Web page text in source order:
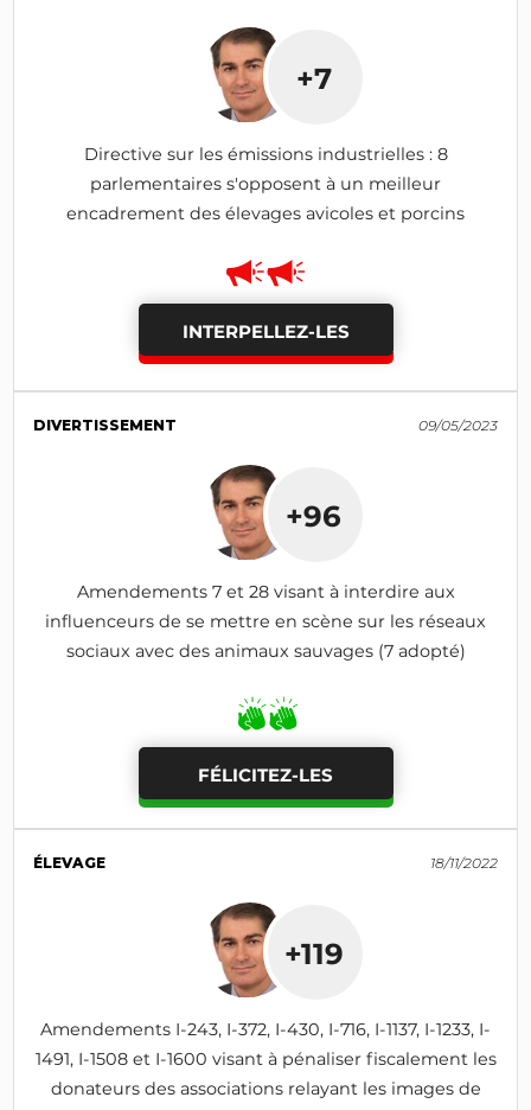
+7
Directive sur les émissions industrielles : 8
parlementaires s'opposent à un meilleur
encadrement des élevages avicoles et porcins
INTERPELLEZ-LES
DIVERTISSEMENT 09/05/2023
+96
Amendements 7 et 28 visant à interdire aux
influenceurs de se mettre en scène sur les réseaux
sociaux avec des animaux sauvages (7 adopté)
FÉLICITEZ-LES
ÉLEVAGE 18/11/2022
+119
Amendements I-243, I-372, I-430, I-716, I-1137, I-1233, I-
1491, I-1508 et I-1600 visant à pénaliser fiscalement les
donateurs des associations relayant les images de